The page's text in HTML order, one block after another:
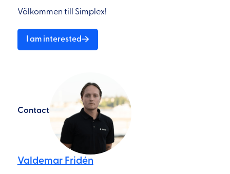
Välkommen till Simplex!
I am interested
Contact
Valdemar Fridén